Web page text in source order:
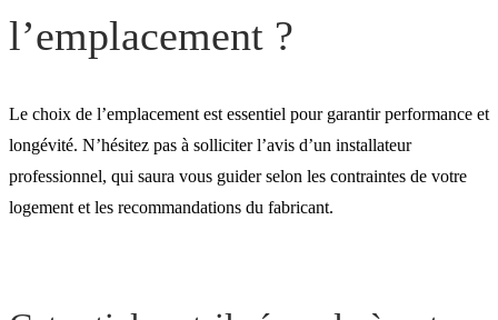
l’emplacement ?
Le choix de l’emplacement est essentiel pour garantir performance et
longévité. N’hésitez pas à solliciter l’avis d’un installateur
professionnel, qui saura vous guider selon les contraintes de votre
logement et les recommandations du fabricant.